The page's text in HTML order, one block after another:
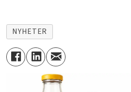
NYHETER